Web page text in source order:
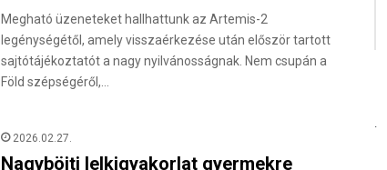
Megható üzeneteket hallhattunk az Artemis-2
legénységétől, amely visszaérkezése után először tartott
sajtótájékoztatót a nagy nyilvánosságnak. Nem csupán a
Föld szépségéről,…
2026.02.27.
Nagyböjti lelkigyakorlat gyermekre
.